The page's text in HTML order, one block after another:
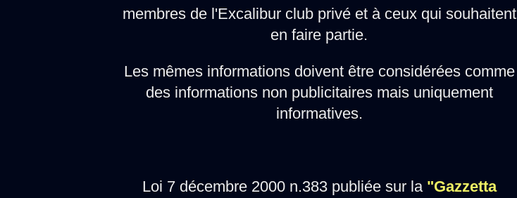
membres de l'Excalibur club privé et à ceux qui souhaitent
en faire partie.
Les mêmes informations doivent être considérées comme
des informations non publicitaires mais uniquement
informatives.
Loi 7 décembre 2000 n.383 publiée sur la "Gazzetta